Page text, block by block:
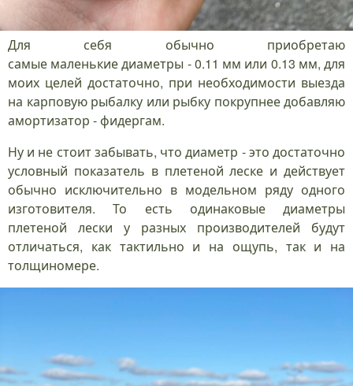
Для себя обычно приобретаю
самые маленькие диаметры - 0.11 мм или 0.13 мм, для
моих целей достаточно, при необходимости выезда
на карповую рыбалку или рыбку покрупнее добавляю
амортизатор - фидергам.
Ну и не стоит забывать, что диаметр - это достаточно
условный показатель в плетеной леске и действует
обычно исключительно в модельном ряду одного
изготовителя. То есть одинаковые диаметры
плетеной лески у разных производителей будут
отличаться, как тактильно и на ощупь, так и на
толщиномере.